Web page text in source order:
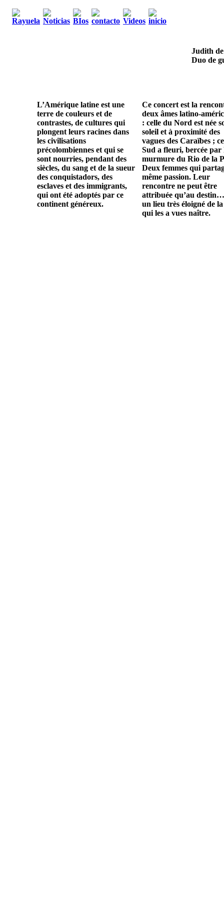
Judith
Duo de
L’Amérique latine est une
terre de couleurs et de
contrastes, de cultures qui
plongent leurs racines dans
les civilisations
précolombiennes et qui se
sont nourries, pendant des
siècles, du sang et de la sueur
des conquistadors, des
esclaves et des immigrants,
qui ont été adoptés par ce
continent généreux.
Ce concert est la
deux âmes latino-
: celle du Nord est née
soleil et à proximité des
vagues des Caraïbes ;
Sud a fleuri, bercée par
murmure du Rio de la
Deux femmes qui
même passion. Leur
rencontre ne peut être
attribuée qu’au
un lieu très éloigné de
qui les a vues naître.